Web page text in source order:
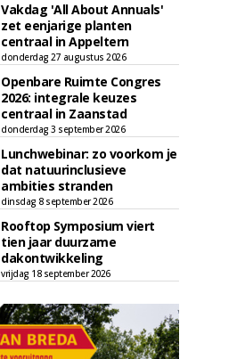
Vakdag 'All About Annuals'
zet eenjarige planten
centraal in Appeltern
donderdag 27 augustus 2026
Openbare Ruimte Congres
2026: integrale keuzes
centraal in Zaanstad
donderdag 3 september 2026
Lunchwebinar: zo voorkom je
dat natuurinclusieve
ambities stranden
dinsdag 8 september 2026
Rooftop Symposium viert
tien jaar duurzame
dakontwikkeling
vrijdag 18 september 2026